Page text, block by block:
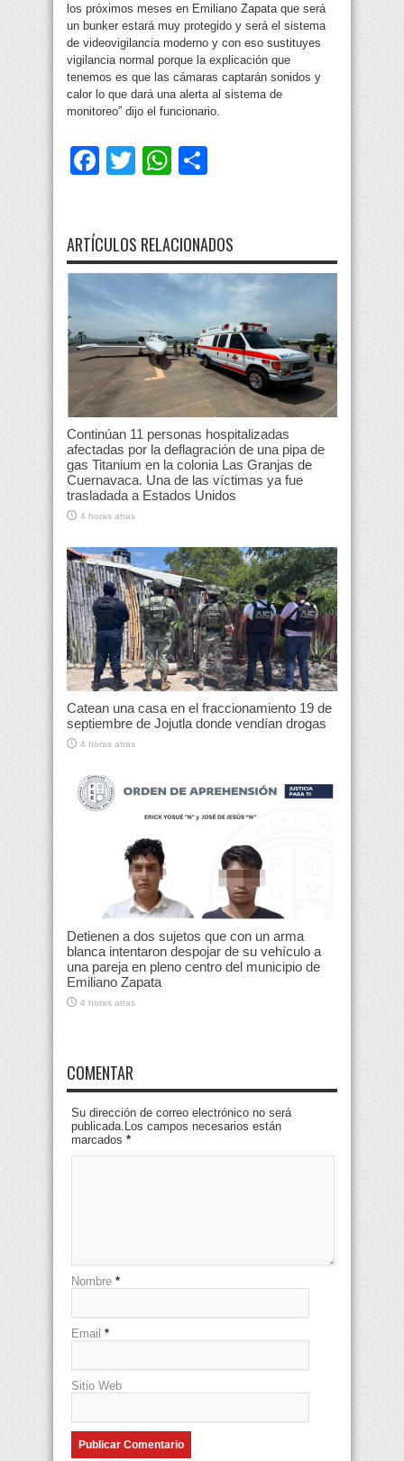
los próximos meses en Emiliano Zapata que será
un bunker estará muy protegido y será el sistema
de videovigilancia moderno y con eso sustituyes
vigilancia normal porque la explicación que
tenemos es que las cámaras captarán sonidos y
calor lo que dará una alerta al sistema de
monitoreo” dijo el funcionario.
Facebook
TwitterWhatsApp
ARTÍCULOS RELACIONADOS
Continúan 11 personas hospitalizadas
afectadas por la deflagración de una pipa de
gas Titanium en la colonia Las Granjas de
Cuernavaca. Una de las víctimas ya fue
trasladada a Estados Unidos
4 horas atras
Catean una casa en el fraccionamiento 19 de
septiembre de Jojutla donde vendían drogas
4 horas atras
Detienen a dos sujetos que con un arma
blanca intentaron despojar de su vehículo a
una pareja en pleno centro del municipio de
Emiliano Zapata
4 horas atras
COMENTAR
Su dirección de correo electrónico no será
publicada.Los campos necesarios están
marcados *
Nombre *
Email *
Sitio Web